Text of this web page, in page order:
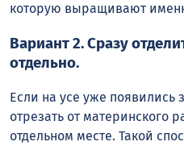
которую выращивают
Вариант 2. Сразу
отдельно.
Если на усе уже появились
отрезать от материнского
отдельном месте. Такой